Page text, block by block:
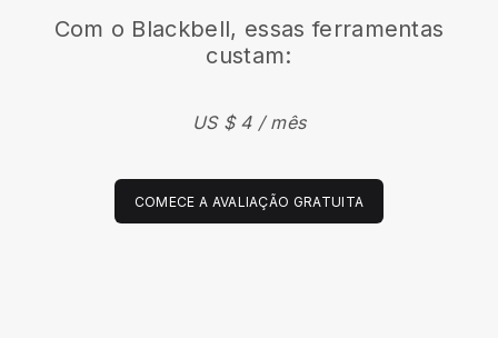
Com o Blackbell, essas ferramentas
custam:
US $ 4 / mês
COMECE A AVALIAÇÃO GRATUITA